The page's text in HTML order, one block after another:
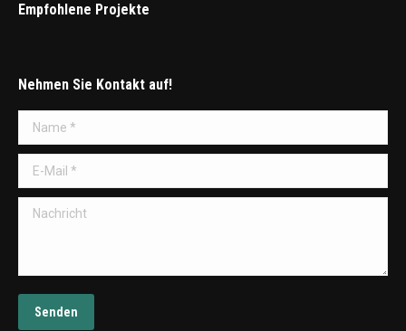
Empfohlene Projekte
Nehmen Sie Kontakt auf!
Name *
E-Mail *
Nachricht
Senden